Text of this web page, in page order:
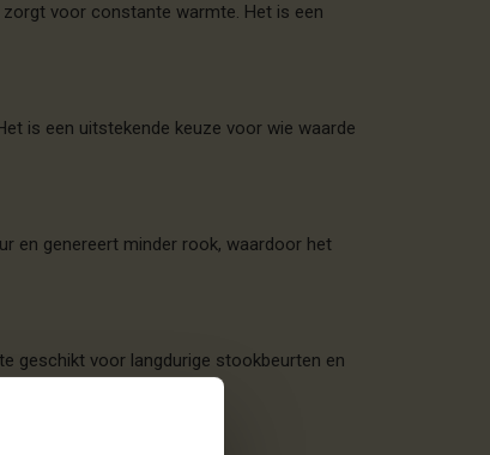
voor constante warmte. Het is een
is een uitstekende keuze voor wie waarde
en genereert minder rook, waardoor het
geschikt voor langdurige stookbeurten en